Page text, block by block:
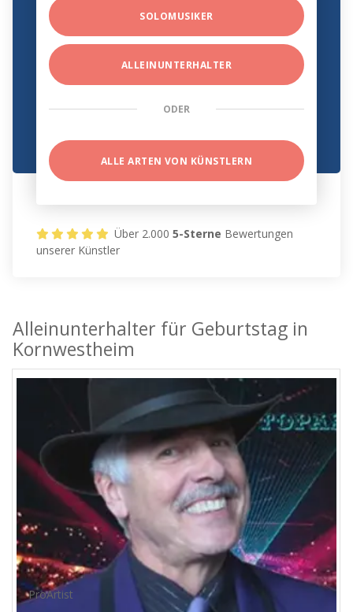
SOLOMUSIKER
ALLEINUNTERHALTER
ODER
ALLE ARTEN VON KÜNSTLERN
Über 2.0005-Sterne Bewertungen
unserer Künstler
Alleinunterhalter für Geburtstag in
Kornwestheim
ProArtist